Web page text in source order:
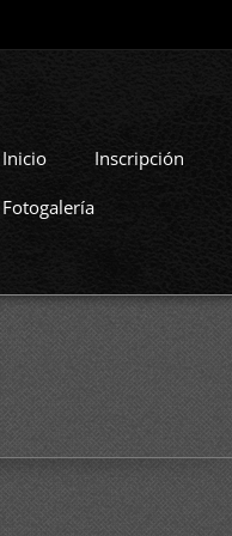
Inicio Inscripción
Fotogalería